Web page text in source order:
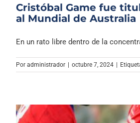
Cristóbal Game fue
al Mundial de Australia
En un rato libre dentro de la
Por administrador octubre 7, 2024